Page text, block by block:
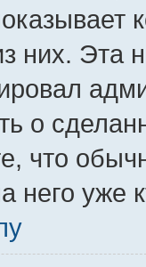
них. Эта
о
что
него уже